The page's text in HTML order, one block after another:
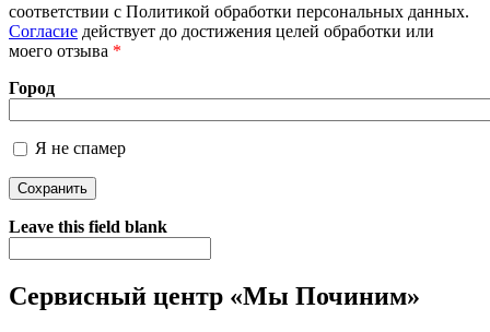
Более подробная информация о текстовых форматах
соответствии с Политикой обработки персональных данных.
Согласие действует до достижения целей обработки или
моего отзыва *
Город
Я не спамер
Я спамер
Leave this field blank
Сервисный центр «Мы Починим»